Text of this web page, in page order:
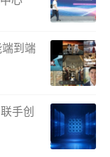
到端
手创